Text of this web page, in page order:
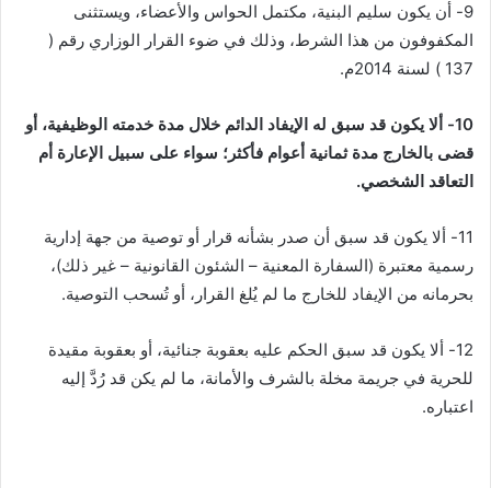
9- أن يكون سليم البنية، مكتمل الحواس والأعضاء، ويستثنى
المكفوفون من هذا الشرط، وذلك في ضوء القرار الوزاري رقم (
137 ) لسنة 2014م.
10- ألا يكون قد سبق له الإيفاد الدائم خلال مدة خدمته الوظيفية، أو
قضى بالخارج مدة ثمانية أعوام فأكثر؛ سواء على سبيل الإعارة أم
التعاقد الشخصي.
11- ألا يكون قد سبق أن صدر بشأنه قرار أو توصية من جهة إدارية
رسمية معتبرة (السفارة المعنية – الشئون القانونية – غير ذلك)،
بحرمانه من الإيفاد للخارج ما لم يُلغ القرار، أو تُسحب التوصية.
12- ألا يكون قد سبق الحكم عليه بعقوبة جنائية، أو بعقوبة مقيدة
للحرية في جريمة مخلة بالشرف والأمانة، ما لم يكن قد رُدَّ إليه
اعتباره.